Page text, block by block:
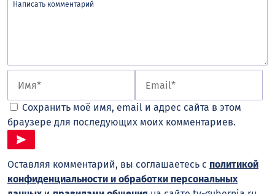
Сохранить моё имя, email и адрес сайта в этом
браузере для последующих моих комментариев.
Оставляя комментарий, вы соглашаетесь с политикой
конфиденциальности и обработки персональных